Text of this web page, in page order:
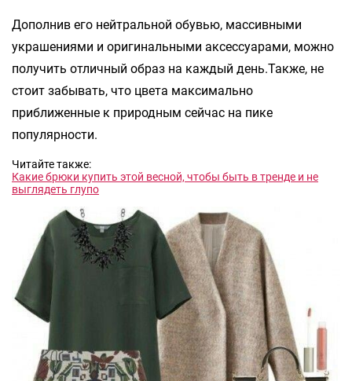
Дополнив его нейтральной обувью, массивными
украшениями и оригинальными аксессуарами, можно
получить отличный образ на каждый день.Также, не
стоит забывать, что цвета максимально
приближенные к природным сейчас на пике
популярности.
Читайте также:
Какие брюки купить этой весной, чтобы быть в тренде и не
выглядеть глупо